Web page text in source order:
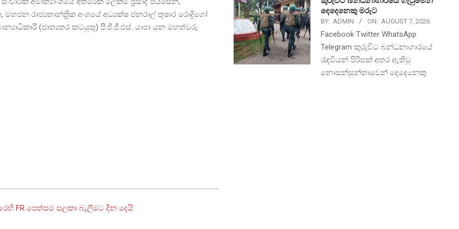
රාජ්‍යතාන්ත්‍රික අංශයේ අධ්‍යක්ෂ ජනරාල් තුෂාර රොද්‍රිගෝ
(ජාත්‍යතර කටයුතු) පී.ජී.ජී.එස්. යාපා යන මහත්වරු
FR පෙත්සම සලකා බැලීමට දින දෙයි
දෙදෙනෙකු මරුට
BY: ADMIN ON: AUGUST 7, 2026
Facebook Twitter WhatsApp
Telegram කුරුවිට බන්ධනාගාරයේ
රැඳවියන් පිරිසක් අතර ඇතිවූ
නොසන්සුන්තාවෙන් දෙදෙනෙකු